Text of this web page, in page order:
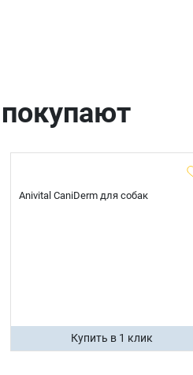
Anivital CaniDerm для собак
Купить в 1 клик